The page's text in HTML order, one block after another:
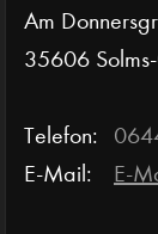
Am
35606
Telefon:
E-Mail:
E-